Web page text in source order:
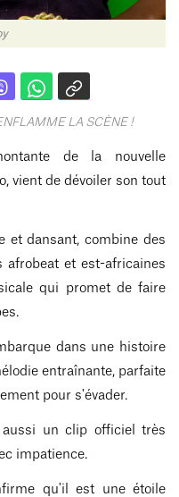
LA SCÈNE !
de la nouvelle
vient de dévoiler son tout
et dansant, combine des
afrobeat et est-africaines
qui promet de faire
dans une histoire
entraînante, parfaite
pour s'évader.
aussi un clip officiel très
impatience.
qu'il est une étoile